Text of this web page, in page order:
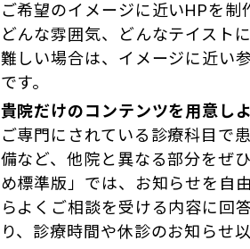
ご希望のイメージに近いHPを制
どんな雰囲気、どんなテイスト
難しい場合は、イメージに近い
です。
貴院だけのコンテンツを用意し
ご専門にされている診療科目で
備など、他院と異なる部分をぜ
め標準版」では、お知らせを自
らよくご相談を受ける内容に回
り、診療時間や休診のお知らせ